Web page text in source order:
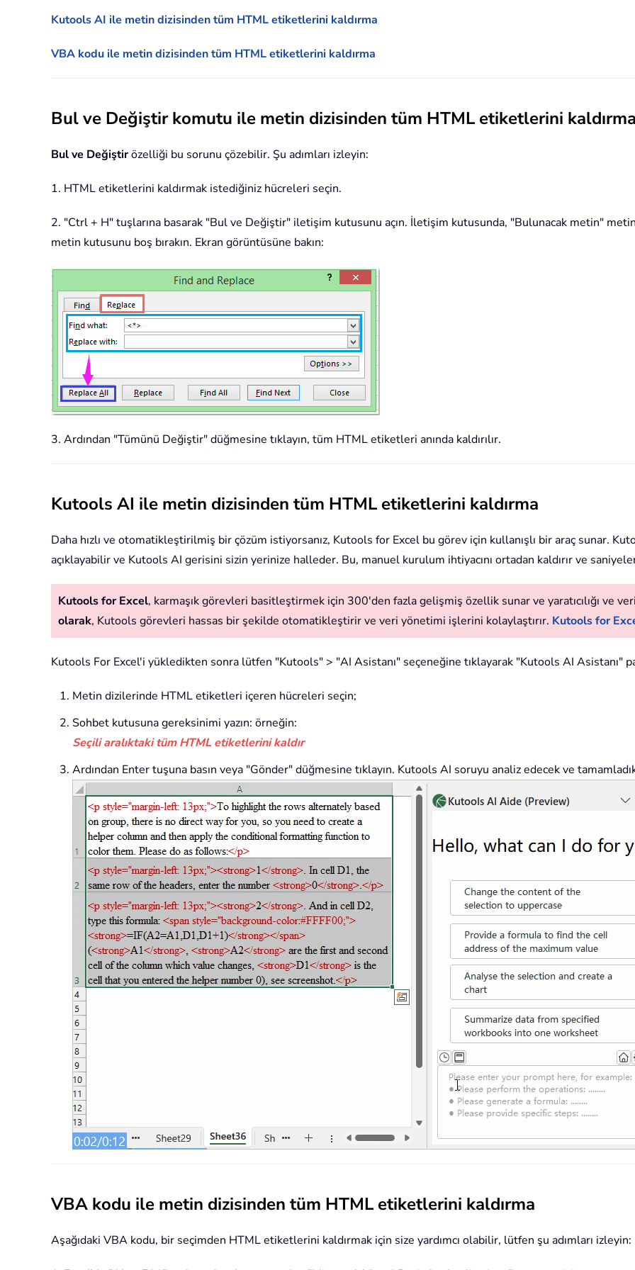
Kutools AI ile metin dizisinden tüm HTML etiketlerini kaldırma
VBA kodu ile metin dizisinden tüm HTML etiketlerini kaldırma
Bul ve Değiştir komutu ile metin dizisinden tüm HTML etiketlerini
Bul ve Değiştirözelliği bu sorunu çözebilir. Şu adımları izleyin:
1. HTML etiketlerini kaldırmak istediğiniz hücreleri seçin.
2. "Ctrl + H" tuşlarına basarak "Bul ve Değiştir" iletişim kutusunu açın. İletişim kutusunda, "Bulunacak metin"
metin kutusunu boş bırakın. Ekran görüntüsüne bakın:
3. Ardından "Tümünü Değiştir" düğmesine tıklayın, tüm HTML etiketleri anında kaldırılır.
Kutools AI ile metin dizisinden tüm HTML etiketlerini kaldırma
Daha hızlı ve otomatikleştirilmiş bir çözüm istiyorsanız, Kutools for Excel bu görev için kullanışlı bir araç sunar.
açıklayabilir ve Kutools AI gerisini sizin yerinize halleder. Bu, manuel kurulum ihtiyacını ortadan kaldırır ve
Kutools for Excel, karmaşık görevleri basitleştirmek için 300'den fazla gelişmiş özellik sunar ve yaratıcılığı ve
olarak, Kutools görevleri hassas bir şekilde otomatikleştirir ve veri yönetimi işlerini kolaylaştırır. Kutools for
Kutools For Excel'i yükledikten sonra lütfen "Kutools" > "AI Asistanı" seçeneğine tıklayarak "Kutools AI Asistanı"
Metin dizilerinde HTML etiketleri içeren hücreleri seçin;
Sohbet kutusuna gereksinimi yazın: örneğin:
Seçili aralıktaki tüm HTML etiketlerini kaldır
Ardından Enter tuşuna basın veya "Gönder" düğmesine tıklayın. Kutools AI soruyu analiz edecek ve
VBA kodu ile metin dizisinden tüm HTML etiketlerini kaldırma
Aşağıdaki VBA kodu, bir seçimden HTML etiketlerini kaldırmak için size yardımcı olabilir, lütfen şu adımları izleyin: